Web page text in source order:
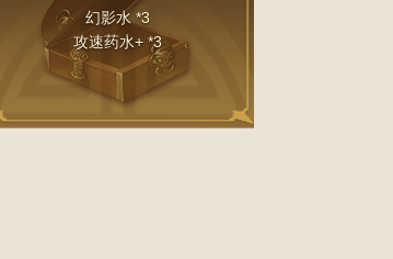
幻影水 *3
攻速药水+ *3